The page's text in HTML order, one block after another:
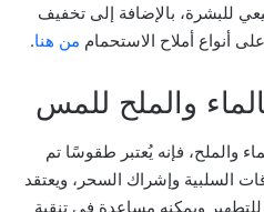
للبشرة، بالإضافة إلى تخفيف
أنواع أملاح الاستحمام من هنا.
والملح للمس
والملح، فإنه يُعتبر طقوسًا تم
السلبية وإشراك السحر، ويعتقد
ويمكنه مساعدة في تنقية